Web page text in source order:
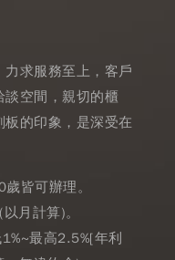
求服務至上，客戶
談空間，親切的櫃
的印象，是深受在
皆可辦理。
月計算)。
最高2.5%[年利